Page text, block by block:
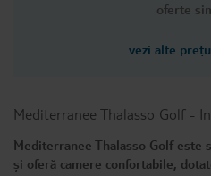
oferte
vezi alte
Mediterranee Thalasso Golf-
Mediterranee Thalasso Golf este
și oferă camere confortabile,